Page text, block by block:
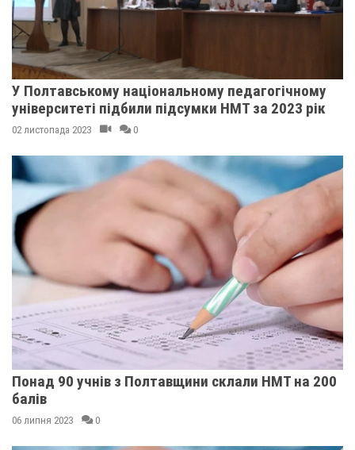
У Полтавському національному педагогічному
університеті підбили підсумки НМТ за 2023 рік
02 листопада 2023 0
Понад 90 учнів з Полтавщини склали НМТ на 200
балів
06 липня 2023 0